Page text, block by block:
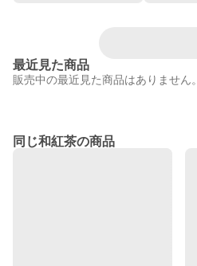
最近見た商品
販売中の最近見た商品はありません。
同じ和紅茶の商品